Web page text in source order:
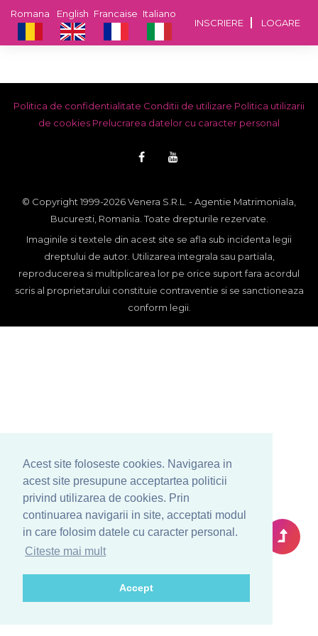
Acest site foloseste cookies. Navigarea in
acest site presupune acceptartea politicii
privind utilizarea de cookies. Prin
continuarea navigarii in site, acceptati modul
in care folosim datele cu caracter personal.
Citeste mai mult
Accept
INSCRIERE LOGARE
Italiano
Francaise
English
Romana
Politica de confidentialitate Conditii de utilizare Politica utilizarii
de cookies Prelucrarea datelor cu caracter personal
© Copyright 1999-2026 Venera S.R.L. - Agentie Matrimoniala,
Bucuresti, Romania. Toate drepturile rezervate.
Imaginile si textele din acest site se afla sub incidenta legii
dreptului de autor. Utilizarea integrala sau partiala,
reproducerea si multiplicarea lor pe orice suport fara acordul
scris al proprietarului constituie contraventie si se sanctioneaza
conform legii.